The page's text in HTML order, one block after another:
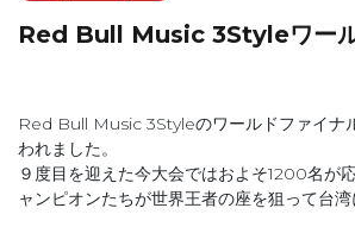
Red Bull Music 3Styleワー
Red Bull Music 3Styleのワールドファイナ
われました。
９度目を迎えた今大会ではおよそ1200名が
ャンピオンたちが世界王者の座を狙って台湾